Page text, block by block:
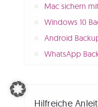
Mac sichern
Windows 10
Android
WhatsApp
Hilfreiche